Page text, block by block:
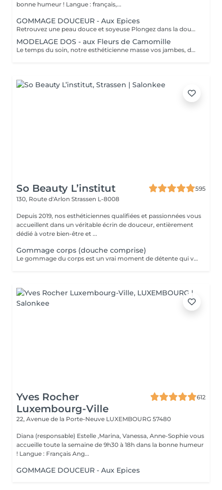
bonne humeur ! Langue : français,...
GOMMAGE DOUCEUR - Aux Epices
Retrouvez une peau douce et soyeuse Plongez dans la douceur tropicale dIndonésie à travers les notes épicées des huiles essentielles de Girofle et de Muscade. Ce gommage aux effluves chauds et naturels vous transporte tout en exfoliant délicatement votre peau : elle est douce, lumineuse et satinée.
MODELAGE DOS - aux Fleurs de Camomille
Le temps du soin, notre esthéticienne masse vos jambes, des orteils à la taille dans un mouvement tonique qui active la microcirculation et leurs procure un confort sans précédent. Bénéfices : Vos jambes retrouvent fraicheur et légèreté.
So Beauty L’institut
595
130, Route d'Arlon Strassen L-8008
Depuis 2019, nos esthéticiennes qualifiées et passionnées vous
accueillent dans un véritable écrin de douceur, entièrement
dédié à votre bien-être et ...
Gommage corps (douche comprise)
Le gommage du corps est un vrai moment de détente qui va permettre à la peau de se débarrasser de ses cellules mortes et de retrouver une peau douce. Ce soin est parfait juste avant d'aller au soleil pour permettre à la peau de mieux bronzer.
Yves Rocher
Luxembourg-Ville
612
22, Avenue de la Porte-Neuve LUXEMBOURG 57480
Diana (responsable) Estelle ,Marina, Vanessa, Anne-Sophie vous
accueille toute la semaine de 9h30 à 18h dans la bonne humeur
! Langue : Français Ang...
GOMMAGE DOUCEUR - Aux Epices